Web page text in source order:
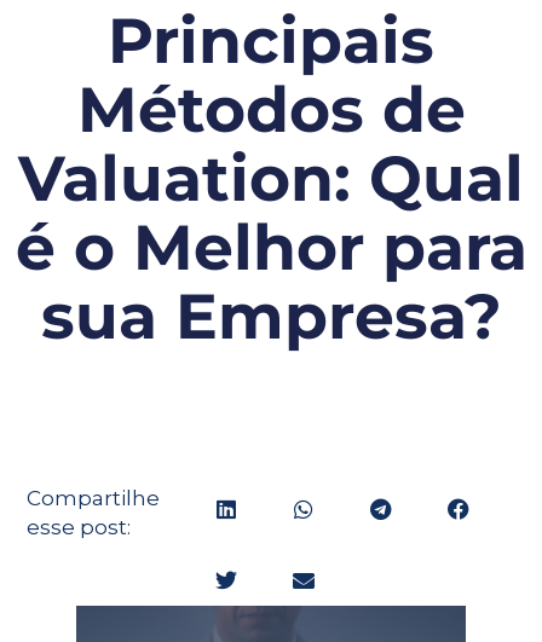
Principais
Métodos de
Valuation: Qual
é o Melhor para
sua Empresa?
Compartilhe
esse post: